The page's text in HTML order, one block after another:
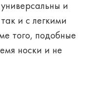
и
и с легкими
того, подобные
носки и не